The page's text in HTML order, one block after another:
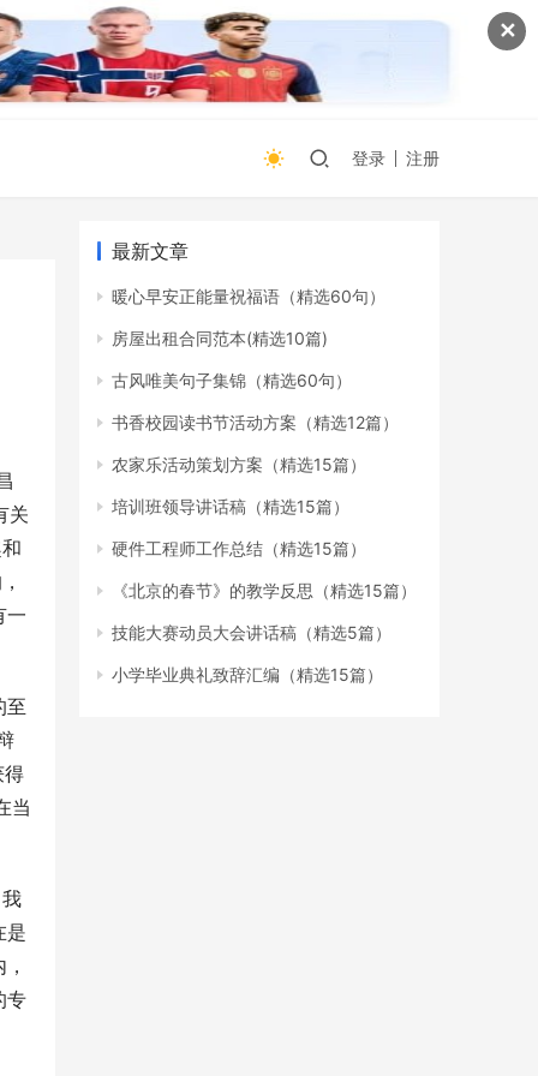
✕
登录 注册
关
一
至
得
当
是
专
最新文章
暖心早安正能量祝福语（精选60句）
房屋出租合同范本(精选10篇)
古风唯美句子集锦（精选60句）
书香校园读书节活动方案（精选12篇）
农家乐活动策划方案（精选15篇）
培训班领导讲话稿（精选15篇）
硬件工程师工作总结（精选15篇）
《北京的春节》的教学反思（精选15篇）
技能大赛动员大会讲话稿（精选5篇）
小学毕业典礼致辞汇编（精选15篇）